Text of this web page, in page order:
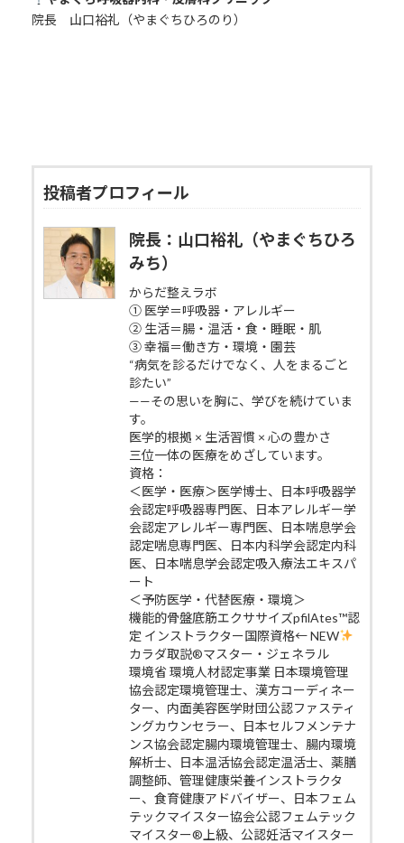
院長 山口裕礼（やまぐちひろのり）
投稿者プロフィール
院長：山口裕礼（やまぐちひろ
みち）
からだ整えラボ
① 医学＝呼吸器・アレルギー
② 生活＝腸・温活・食・睡眠・肌
③ 幸福＝働き方・環境・園芸
“病気を診るだけでなく、人をまるごと
診たい”
——その思いを胸に、学びを続けていま
す。
医学的根拠 × 生活習慣 × 心の豊かさ
三位一体の医療をめざしています。
資格：
＜医学・医療＞医学博士、日本呼吸器学
会認定呼吸器専門医、日本アレルギー学
会認定アレルギー専門医、日本喘息学会
認定喘息専門医、日本内科学会認定内科
医、日本喘息学会認定吸入療法エキスパ
ート
＜予防医学・代替医療・環境＞
機能的骨盤底筋エクササイズpfilAtes™認
定 インストラクター国際資格← NEW
カラダ取説®マスター・ジェネラル
環境省 環境人材認定事業 日本環境管理
協会認定環境管理士、漢方コーディネー
ター、内面美容医学財団公認ファスティ
ングカウンセラー、日本セルフメンテナ
ンス協会認定腸内環境管理士、腸内環境
解析士、日本温活協会認定温活士、薬膳
調整師、管理健康栄養インストラクタ
ー、食育健康アドバイザー、日本フェム
テックマイスター協会公認フェムテック
マイスター®上級、公認妊活マイスター